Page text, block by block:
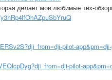
делает мои любимые тех-
pilot-
pilot-